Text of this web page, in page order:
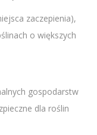
zaczepienia),
o większych
gospodarstw
dla roślin